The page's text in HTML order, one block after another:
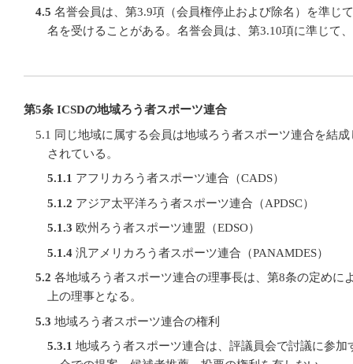
4.5 名誉会員は、第3.9項（会員権停止および除名）を準じ
名を受けることがある。名誉会員は、第3.10項に準じて
第5条 ICSDの地域ろう者スポーツ連合
5.1 同じ地域に属する会員は地域ろう者スポーツ連合を結
されている。
5.1.1 アフリカろう者スポーツ連合（CADS）
5.1.2 アジア太平洋ろう者スポーツ連合（APDSC）
5.1.3 欧州ろう者スポーツ連盟（EDSO）
5.1.4 汎アメリカろう者スポーツ連合（PANAMDES）
5.2 各地域ろう者スポーツ連合の理事長は、第8条の定めに
上の理事となる。
5.3 地域ろう者スポーツ連合の権利
5.3.1 地域ろう者スポーツ連合は、評議員会で討議に参